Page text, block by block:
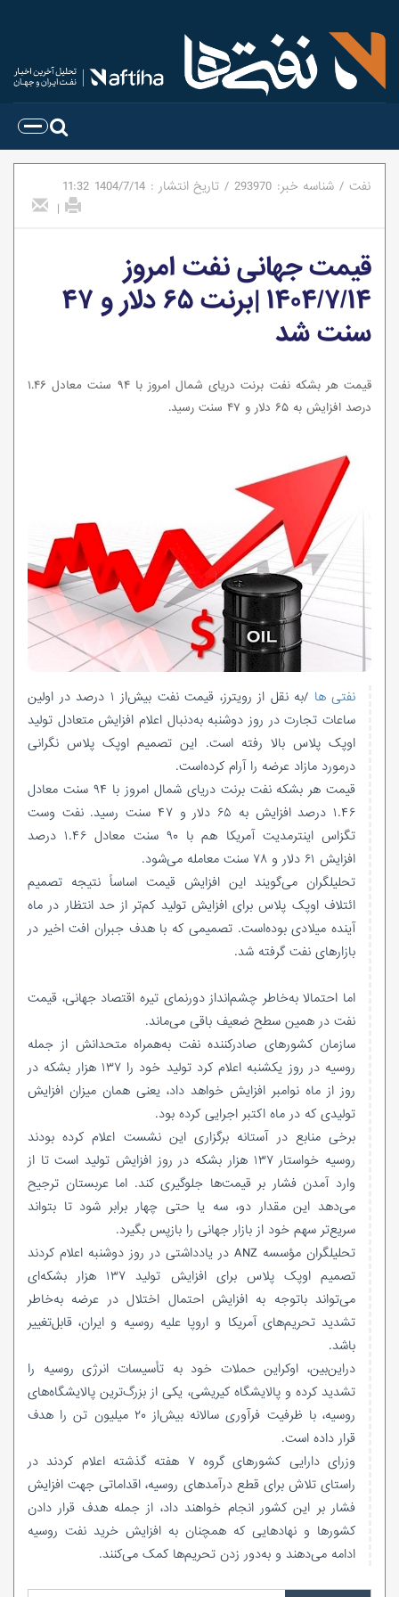
نفت / شناسه خبر: 293970
/ تاریخ انتشار : 1404/7/14
11:32
|
قیمت جهانی نفت امروز
۱۴۰۴/۷/۱۴ |برنت ۶۵ دلار و ۴۷
سنت شد
قیمت هر بشکه نفت برنت دریای شمال امروز با ۹۴ سنت معادل ۱.۴۶
درصد افزایش به ۶۵ دلار و ۴۷ سنت رسید.
نفتی ها
/به نقل از رویترز، قیمت نفت بیش‌از ۱ درصد در اولین
ساعات تجارت در روز دوشنبه به‌دنبال اعلام افزایش متعادل تولید
اوپک پلاس بالا رفته است. این تصمیم اوپک پلاس نگرانی
درمورد مازاد عرضه را آرام کرده‌است.
قیمت هر بشکه نفت برنت دریای شمال امروز با ۹۴ سنت معادل
۱.۴۶ درصد افزایش به ۶۵ دلار و ۴۷ سنت رسید. نفت وست
تگزاس اینترمدیت آمریکا هم با ۹۰ سنت معادل ۱.۴۶ درصد
افزایش ۶۱ دلار و ۷۸ سنت معامله می‌شود.
تحلیلگران می‌گویند این افزایش قیمت اساساً نتیجه‌ تصمیم
ائتلاف اوپک پلاس برای افزایش تولید کم‌تر از حد انتظار در ماه
آینده میلادی بوده‌است. تصمیمی که با هدف جبران افت اخیر در
بازارهای نفت گرفته شد.
اما احتمالا به‌خاطر چشم‌انداز دورنمای تیره اقتصاد جهانی، قیمت
نفت در همین سطح ضعیف باقی می‌ماند.
سازمان کشورهای صادرکننده نفت به‌همراه متحدانش از جمله
روسیه در روز یکشنبه اعلام کرد تولید خود را ۱۳۷ هزار بشکه در
روز از ماه نوامبر افزایش خواهد داد، یعنی همان میزان افزایش
تولیدی که در ماه اکتبر اجرایی کرده بود.
برخی منابع در آستانه برگزاری این نشست اعلام کرده بودند
روسیه خواستار ۱۳۷ هزار بشکه در روز افزایش تولید است تا از
وارد آمدن فشار بر قیمت‌ها جلوگیری کند. اما عربستان ترجیح
می‌دهد این مقدار دو، سه یا حتی چهار برابر شود تا بتواند
سریع‌تر سهم خود از بازار جهانی را بازپس بگیرد.
تحلیلگران مؤسسه ANZ در یادداشتی در روز دوشنبه اعلام کردند
تصمیم اوپک پلاس برای افزایش تولید ۱۳۷ هزار بشکه‌ای
می‌تواند باتوجه به افزایش احتمال اختلال در عرضه به‌خاطر
تشدید تحریم‌های آمریکا و اروپا علیه روسیه و ایران، قابل‌تغییر
باشد.
دراین‌بین، اوکراین حملات خود به تأسیسات انرژی روسیه را
تشدید کرده و پالایشگاه کیریشی، یکی از بزرگ‌ترین پالایشگاه‌های
روسیه، با ظرفیت فرآوری سالانه بیش‌از ۲۰ میلیون تن را هدف
قرار داده است.
وزرای دارایی کشورهای گروه ۷ هفته گذشته اعلام کردند در
راستای تلاش برای قطع درآمدهای روسیه، اقداماتی جهت افزایش
فشار بر این کشور انجام خواهند داد، از جمله هدف قرار دادن
کشورها و نهادهایی که همچنان به افزایش خرید نفت روسیه
ادامه می‌دهند و به‌دور زدن تحریم‌ها کمک می‌کنند.